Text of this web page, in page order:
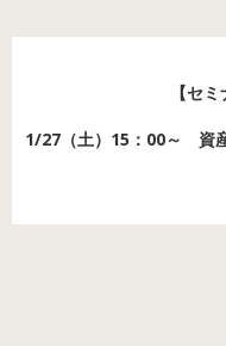
【セ
1/27（土）15：00～ 資